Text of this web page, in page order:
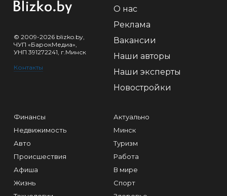
© 2009-2026 blizko.by,
ЧУП «БарокМедиа»,
УНП 391272241, г.Минск
Контакты
О нас
Реклама
Вакансии
Наши авторы
Наши эксперты
Новостройки
Финансы
Недвижимость
Авто
Происшествия
Афиша
Жизнь
Актуально
Минск
Туризм
Работа
В мире
Спорт